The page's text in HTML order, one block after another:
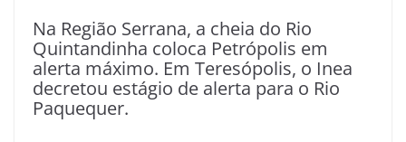
Na Região Serrana, a cheia do Rio
Quintandinha coloca Petrópolis em
alerta máximo. Em Teresópolis, o Inea
decretou estágio de alerta para o Rio
Paquequer.